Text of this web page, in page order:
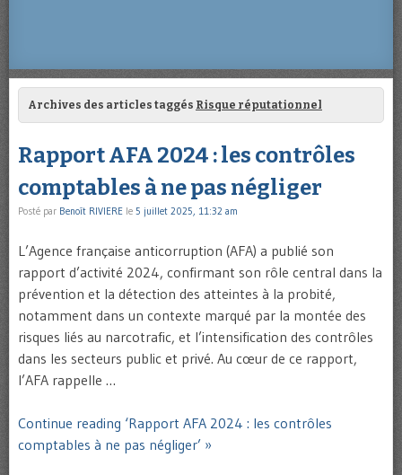
Archives des articles taggés Risque réputationnel
Rapport AFA 2024 : les contrôles
comptables à ne pas négliger
Posté par Benoît RIVIERE le 5 juillet 2025, 11:32 am
L’Agence française anticorruption (AFA) a publié son
rapport d’activité 2024, confirmant son rôle central dans la
prévention et la détection des atteintes à la probité,
notamment dans un contexte marqué par la montée des
risques liés au narcotrafic, et l’intensification des contrôles
dans les secteurs public et privé. Au cœur de ce rapport,
l’AFA rappelle …
Continue reading ‘Rapport AFA 2024 : les contrôles
comptables à ne pas négliger’ »